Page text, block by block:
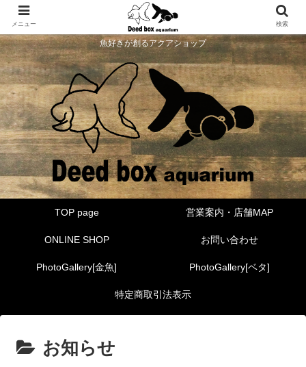
魚好きが創るアクアショップ
TOP page 営業案内・店舗MAP
ONLINE SHOP お問い合わせ
PhotoGallery[金魚] PhotoGallery[ベタ]
特定商取引法表示
お知らせ
メニュー 検索